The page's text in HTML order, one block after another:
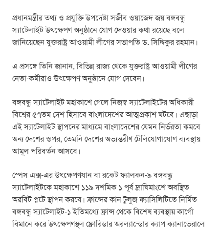
প্রধানমন্ত্রীর তথ্য ও প্রযুক্তি উপদেষ্টা সজীব ওয়াজেদ জয় বঙ্গবন্ধু
স্যাটেলাইট উৎক্ষেপণ অনুষ্ঠানে যোগ দেওয়ার কথা রয়েছে বলে
জানিয়েছেন যুক্তরাষ্ট্র আওয়ামী লীগের সভাপতি ড. সিদ্দিকুর রহমান।
এ প্রসঙ্গে তিনি জানান, বিভিন্ন রাজ্য থেকে যুক্তরাষ্ট্র আওয়ামী লীগের
নেতা-কর্মীরাও উৎক্ষেপণ অনুষ্ঠানে যোগ দেবেন।
বঙ্গবন্ধু স্যাটেলাইট মহাকাশে গেলে নিজস্ব স্যাটেলাইটের অধিকারী
বিশ্বের ৫৭তম দেশ হিসাবে বাংলাদেশের আত্মপ্রকাশ ঘটবে। এছাড়া
এই স্যাটেলাইট স্থাপনের মাধ্যমে বাংলাদেশের যেমন নির্ভরতা কমবে
অন্য দেশের ওপর, তেমনি দেশের অভ্যন্তরীণ টেলিযোগাযোগ ব্যবস্থায়
আমূল পরিবর্তন আসবে।
স্পেস এক্স-এর উৎক্ষেপণযান বা রকেট ফ্যালকন-৯ বঙ্গবন্ধু
স্যাটেলাইটকে মহাকাশে ১১৯ দশমিক ১ পূর্ব দ্রাঘিমাংশে অবস্থিত
অরবিট প্লটে স্থাপন করবে। ফ্রান্সের কান টুলুজ ফ্যাসিলিটিতে নির্মিত
বঙ্গবন্ধু স্যাটেলাইট-১ ইতিমধ্যে ফ্রান্স থেকে বিশেষ ব্যবস্থায় কার্গো
বিমানে করে উৎক্ষেপণস্থল ফ্লোরিডার অরল্যান্ডোর ক্যাপ ক্যানাভেরালে